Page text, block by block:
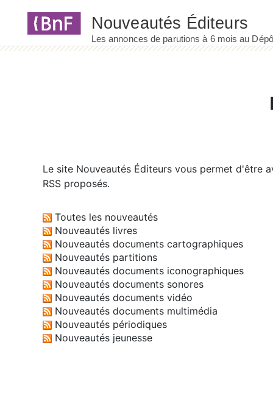
Le site Nouveautés Éditeurs vous permet d'être
RSS proposés.
Toutes les nouveautés
Nouveautés livres
Nouveautés documents cartographiques
Nouveautés partitions
Nouveautés documents iconographiques
Nouveautés documents sonores
Nouveautés documents vidéo
Nouveautés documents multimédia
Nouveautés périodiques
Nouveautés jeunesse